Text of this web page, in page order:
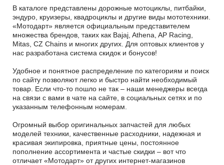
В каталоге представлены дорожные мотоциклы, питбайки,
эндуро, круизеры, квадроциклы и другие виды мототехники.
«Мотодарт» является официальным представителем
множества брендов, таких как Bajaj, Athena, AP Racing,
Mitas, CZ Chains и многих других. Для оптовых клиентов у
нас разработана система скидок и бонусов!
Удобное и понятное распределение по категориям и поиск
по сайту позволяют легко и быстро найти необходимый
товар. Если что-то пошло не так – наши менеджеры всегда
на связи с вами в чате на сайте, в социальных сетях и по
указанным телефонным номерам.
Огромный выбор оригинальных запчастей для любых
моделей техники, качественные расходники, надежная и
красивая экипировка, приятные цены, постоянное
пополнение ассортимента и частые скидки – вот что
отличает «Мотодарт» от других интернет-магазинов